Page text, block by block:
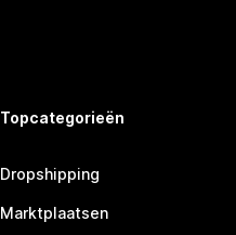
Topcategorieën
Dropshipping
Marktplaatsen